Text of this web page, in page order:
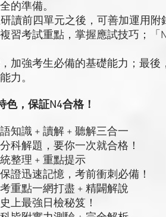
備。
讀前四單元之後，可善加運用
重點，掌握應試技巧；「N5
生必備的基礎能力；最後，
。
色，保証N4合格！
知識 + 讀解 + 聽解三合一
，要你一次就合格！
整理 + 重點提示
記憶，考前衝刺必備！
重點一網打盡 + 精闢解說
強日檢秘笈！